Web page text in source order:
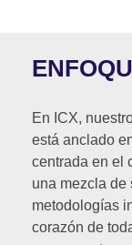
En ICX,
está anclado
centrada en el
una mezcla de
metodologías
corazón de